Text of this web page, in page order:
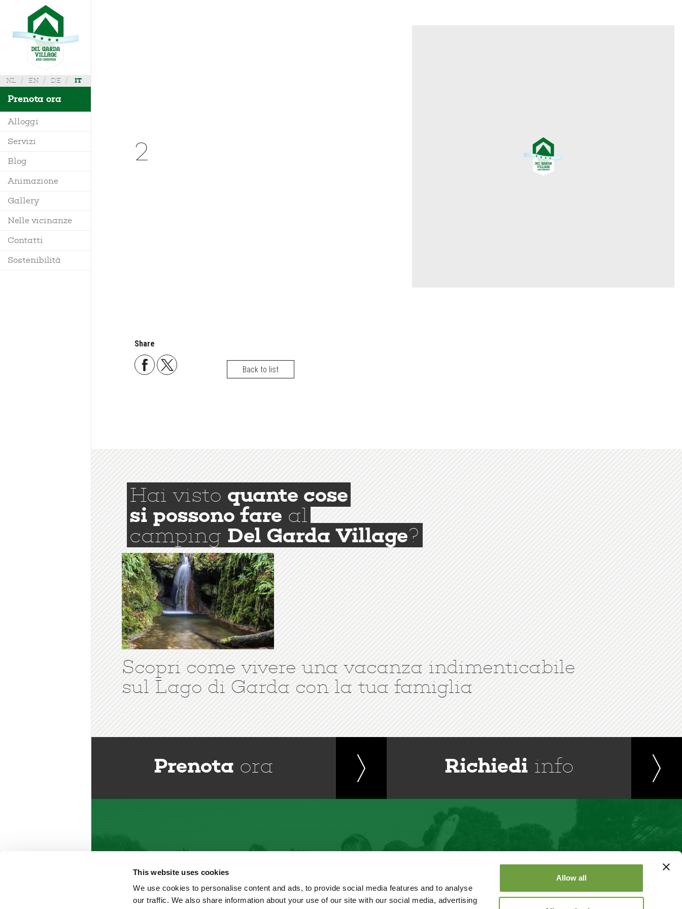
This website uses cookies
We use cookies to personalise content and ads, to provide social media features and to analyse
our traffic. We also share information about your use of our site with our social media, advertising
Allow all
NL EN DE IT
Prenota ora
Alloggi
Villa
Mobile Home
Bungalow
Glamping
Servizi
Blog
Animazione
Gallery
Nelle vicinanze
Contatti
Richiedi Info
Dove siamo
Mappa
Regolamento
Sostenibilità
2
Share
Back to list
Hai visto quante cose
si possono fare al
camping Del Garda Village?
Scopri come vivere una vacanza indimenticabile
sul Lago di Garda con la tua famiglia
Prenota ora Richiedi info